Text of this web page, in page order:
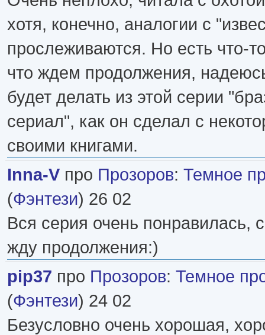
хотя, конечно, аналогии с
прослеживаются. Но есть что-
что ждем продолжения,
будет делать из этой серии
сериал", как он сделал с
своими книгами.
Inna-V про Прозоров: Темное
(Фэнтези) 26 02
Вся серия очень понравилась,
жду продолжения:)
pip37 про Прозоров: Темное
(Фэнтези) 24 02
Безусловно очень хорошая,